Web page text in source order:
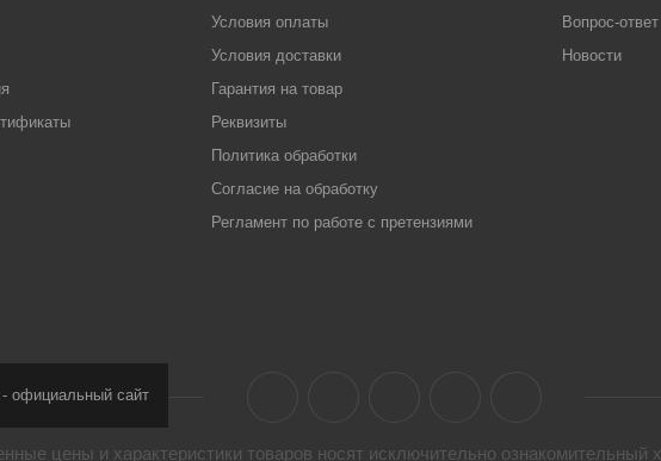
Условия оплаты
Условия доставки
Гарантия на товар
Реквизиты
Политика обработки
Согласие на обработку
Регламент по работе с претензиями
Вопрос-ответ
Новости
официальный сайт
цены и характеристики товaров носят исключительно ознакомительный